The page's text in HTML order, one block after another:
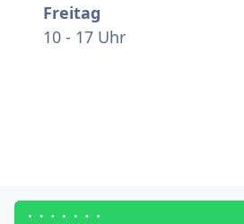
Freitag
10 - 17 Uhr